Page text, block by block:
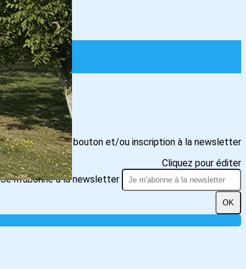
Texte, bouton et/ou inscription à la newsletter
Cliquez pour éditer
Je m'abonne à la newsletter
OK